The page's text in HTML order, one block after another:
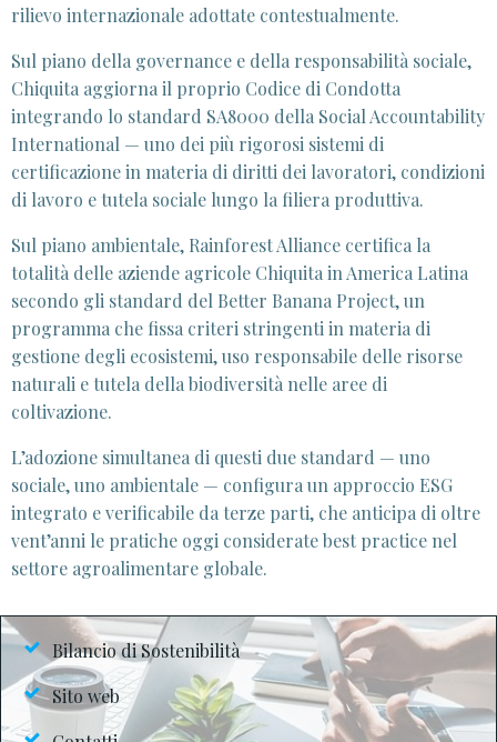
rilievo internazionale adottate contestualmente.
Sul piano della governance e della responsabilità sociale,
Chiquita aggiorna il proprio Codice di Condotta
integrando lo standard SA8000 della Social Accountability
International — uno dei più rigorosi sistemi di
certificazione in materia di diritti dei lavoratori, condizioni
di lavoro e tutela sociale lungo la filiera produttiva.
Sul piano ambientale, Rainforest Alliance certifica la
totalità delle aziende agricole Chiquita in America Latina
secondo gli standard del Better Banana Project, un
programma che fissa criteri stringenti in materia di
gestione degli ecosistemi, uso responsabile delle risorse
naturali e tutela della biodiversità nelle aree di
coltivazione.
L’adozione simultanea di questi due standard — uno
sociale, uno ambientale — configura un approccio ESG
integrato e verificabile da terze parti, che anticipa di oltre
vent’anni le pratiche oggi considerate best practice nel
settore agroalimentare globale.
Bilancio di Sostenibilità
Sito web